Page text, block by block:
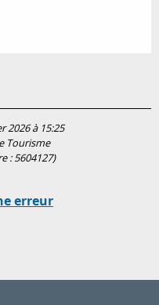
2026 à 15:25
Tourisme
:5604127)
erreur